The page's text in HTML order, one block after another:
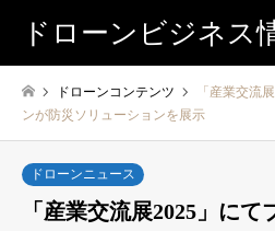
ドローンビジネス
ドローンコンテンツ
「産業交流
ンが防災ソリューションを展示
ドローンニュース
「産業交流展2025」に